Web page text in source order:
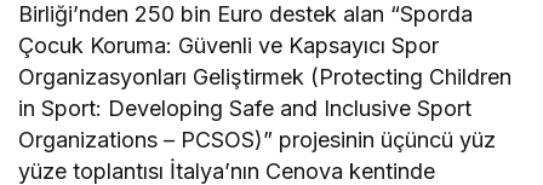
Birliği’nden 250 bin Euro destek alan “Sporda
Çocuk Koruma: Güvenli ve Kapsayıcı Spor
Organizasyonları Geliştirmek (Protecting Children
in Sport: Developing Safe and Inclusive Sport
Organizations – PCSOS)” projesinin üçüncü yüz
yüze toplantısı İtalya’nın Cenova kentinde